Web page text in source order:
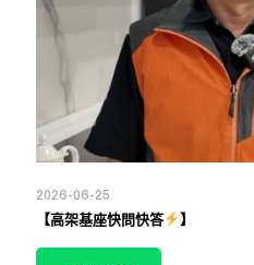
2026-06-25
【高架基座快問快答
】